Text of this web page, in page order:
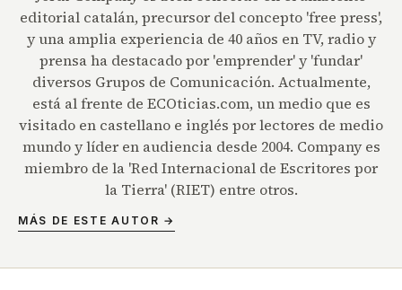
editorial catalán, precursor del concepto 'free press',
y una amplia experiencia de 40 años en TV, radio y
prensa ha destacado por 'emprender' y 'fundar'
diversos Grupos de Comunicación. Actualmente,
está al frente de ECOticias.com, un medio que es
visitado en castellano e inglés por lectores de medio
mundo y líder en audiencia desde 2004. Company es
miembro de la 'Red Internacional de Escritores por
la Tierra' (RIET) entre otros.
MÁS DE ESTE AUTOR →